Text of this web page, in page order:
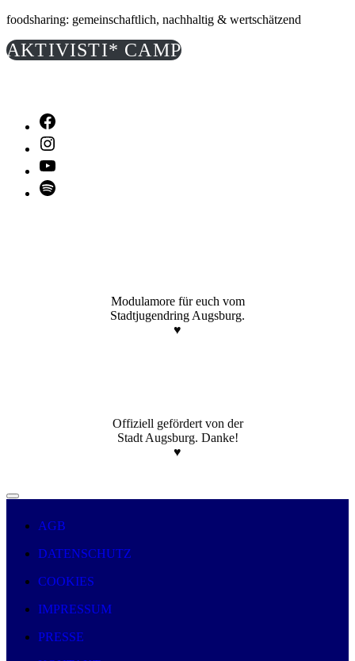
foodsharing: gemeinschaftlich, nachhaltig & wertschätzend
AKTIVISTI* CAMP
Modulamore für euch vom
Stadtjugendring Augsburg.
♥️
Offiziell gefördert von der
Stadt Augsburg. Danke!
♥️
AGB
DATENSCHUTZ
COOKIES
IMPRESSUM
PRESSE